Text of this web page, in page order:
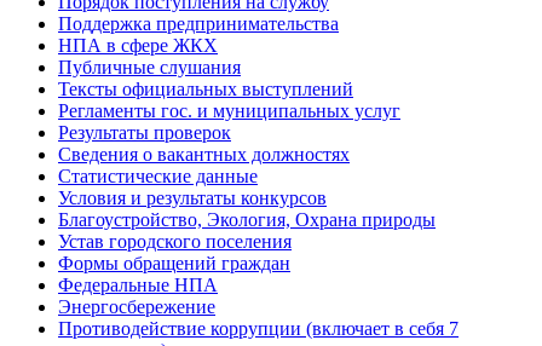
Поддержка предпринимательства
НПА в сфере ЖКХ
Публичные слушания
Тексты официальных выступлений
Регламенты гос. и муниципальных услуг
Результаты проверок
Сведения о вакантных должностях
Статистические данные
Условия и результаты конкурсов
Благоустройство, Экология, Охрана природы
Устав городского поселения
Формы обращений граждан
Федеральные НПА
Энергосбережение
Противодействие коррупции (включает в себя 7